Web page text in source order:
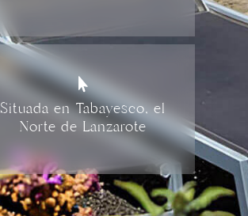

Situada en Tabayesco, el
Norte de Lanzarote